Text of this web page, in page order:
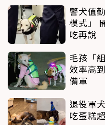
警犬值
模式」
吃再說
毛孩「
效率高
備軍
退役軍
吃蛋糕